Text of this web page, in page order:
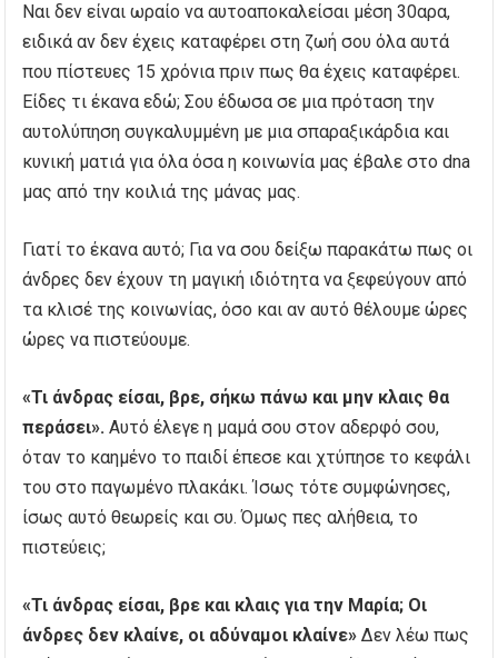
Ναι δεν είναι ωραίο να αυτοαποκαλείσαι μέση 30αρα,
ειδικά αν δεν έχεις καταφέρει στη ζωή σου όλα αυτά
που πίστευες 15 χρόνια πριν πως θα έχεις καταφέρει.
Είδες τι έκανα εδώ; Σου έδωσα σε μια πρόταση την
αυτολύπηση συγκαλυμμένη με μια σπαραξικάρδια και
κυνική ματιά για όλα όσα η κοινωνία μας έβαλε στο dna
μας από την κοιλιά της μάνας μας.
Γιατί το έκανα αυτό; Για να σου δείξω παρακάτω πως οι
άνδρες δεν έχουν τη μαγική ιδιότητα να ξεφεύγουν από
τα κλισέ της κοινωνίας, όσο και αν αυτό θέλουμε ώρες
ώρες να πιστεύουμε.
«Τι άνδρας είσαι, βρε, σήκω πάνω και μην κλαις θα
περάσει». Αυτό έλεγε η μαμά σου στον αδερφό σου,
όταν το καημένο το παιδί έπεσε και χτύπησε το κεφάλι
του στο παγωμένο πλακάκι. Ίσως τότε συμφώνησες,
ίσως αυτό θεωρείς και συ. Όμως πες αλήθεια, το
πιστεύεις;
«Τι άνδρας είσαι, βρε και κλαις για την Μαρία; Οι
άνδρες δεν κλαίνε, οι αδύναμοι κλαίνε» Δεν λέω πως